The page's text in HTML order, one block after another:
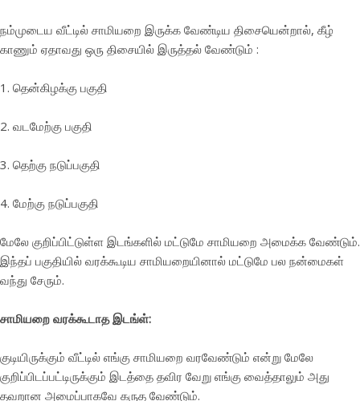
நம்முடைய வீட்டில் சாமியறை இருக்க வேண்டிய திசையென்றால், கீழ்
காணும் ஏதாவது ஒரு திசையில் இருத்தல் வேண்டும் :
1. தென்கிழக்கு பகுதி
2. வடமேற்கு பகுதி
3. தெற்கு நடுப்பகுதி
4. மேற்கு நடுப்பகுதி
மேலே குறிப்பிட்டுள்ள இடங்களில் மட்டுமே சாமியறை அமைக்க வேண்டும்.
இந்தப் பகுதியில் வரக்கூடிய சாமியறையினால் மட்டுமே பல நன்மைகள்
வந்து சேரும்.
சாமியறை வரக்கூடாத இடங்ள்:
குடியிருக்கும் வீட்டில் எங்கு சாமியறை வரவேண்டும் என்று மேலே
குறிப்பிடப்பட்டிருக்கும் இடத்தை தவிர வேறு எங்கு வைத்தாலும் அது
தவறான அமைப்பாகவே கருத வேண்டும்.